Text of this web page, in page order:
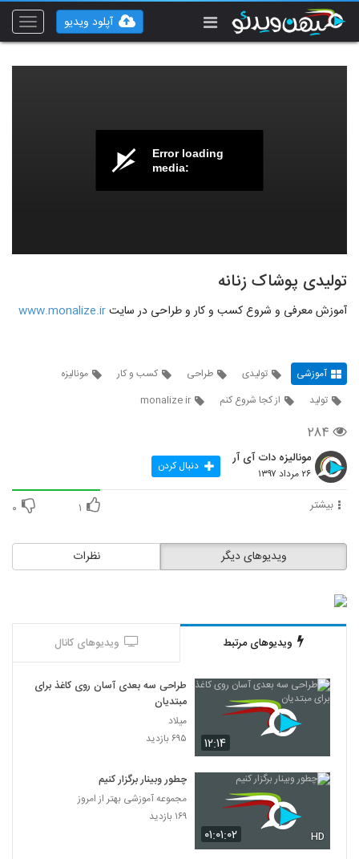
Toggle
آپلود ویدیو
Error loading
media:
تولیدی پوشاک زنانه
آموزش معرفی و شروع کسب و کار و طراحی در سایتwww.monalize.ir
آموزشی تولیدی طراحی کسب و کار
مونالیزه
تولید
از کجا شروع کنم monalize ir
۲۸۴
مونالیزه دات آی آر
۲۶ مرداد ۱۳۹۷ دنبال کردن
بیشتر ۱ ۰
نظرات ویدیوهای دیگر
ویدیوهای مرتبط ویدیوهای کانال
۱۲:۱۴
طراحی سه بعدی آسان روی کاغذ برای
مبتدیان
میلاد
۶۹۵ بازدید
۰۱:۰۱:۰۲ HD
چطور وبینار برگزار کنیم
مجموعه آموزشی بهتر از امروز
۱۶۹ بازدید